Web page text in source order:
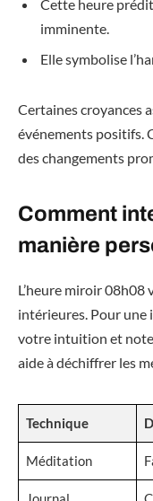
Cette heure
imminente.
Elle symbolise
Certaines croyances
événements positifs.
des changements
Comment
manière
L’heure miroir 08h08
intérieures. Pour
votre intuition et
aide à déchiffrer les
Technique
Méditation